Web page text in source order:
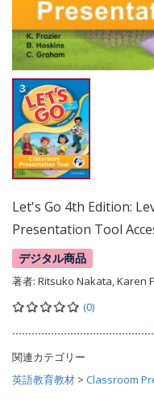
Let's Go 4th Edition:
Presentation Tool
デジタル商品
著者: Ritsuko Nakata, Karen
(0)
関連カテゴリー
英語教育教材 > Classroom